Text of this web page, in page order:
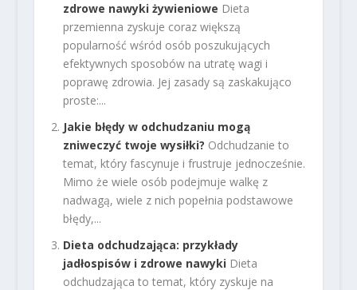
zdrowe nawyki żywieniowe Dieta
przemienna zyskuje coraz większą
popularność wśród osób poszukujących
efektywnych sposobów na utratę wagi i
poprawę zdrowia. Jej zasady są zaskakująco
proste:...
Jakie błędy w odchudzaniu mogą
zniweczyć twoje wysiłki? Odchudzanie to
temat, który fascynuje i frustruje jednocześnie.
Mimo że wiele osób podejmuje walkę z
nadwagą, wiele z nich popełnia podstawowe
błędy,...
Dieta odchudzająca: przykłady
jadłospisów i zdrowe nawyki Dieta
odchudzająca to temat, który zyskuje na